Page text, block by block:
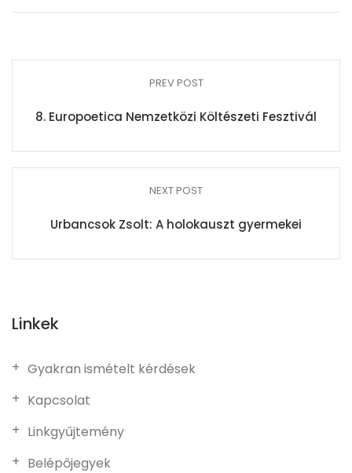
PREV POST
8. Europoetica Nemzetközi Költészeti Fesztivál
NEXT POST
Urbancsok Zsolt: A holokauszt gyermekei
Linkek
Gyakran ismételt kérdések
Kapcsolat
Linkgyűjtemény
Belépőjegyek